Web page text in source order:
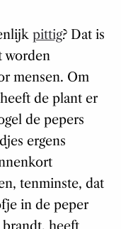
pittig? Dat is
worden
mensen. Om
de plant er
de pepers
ergens
tenminste, dat
in de peper